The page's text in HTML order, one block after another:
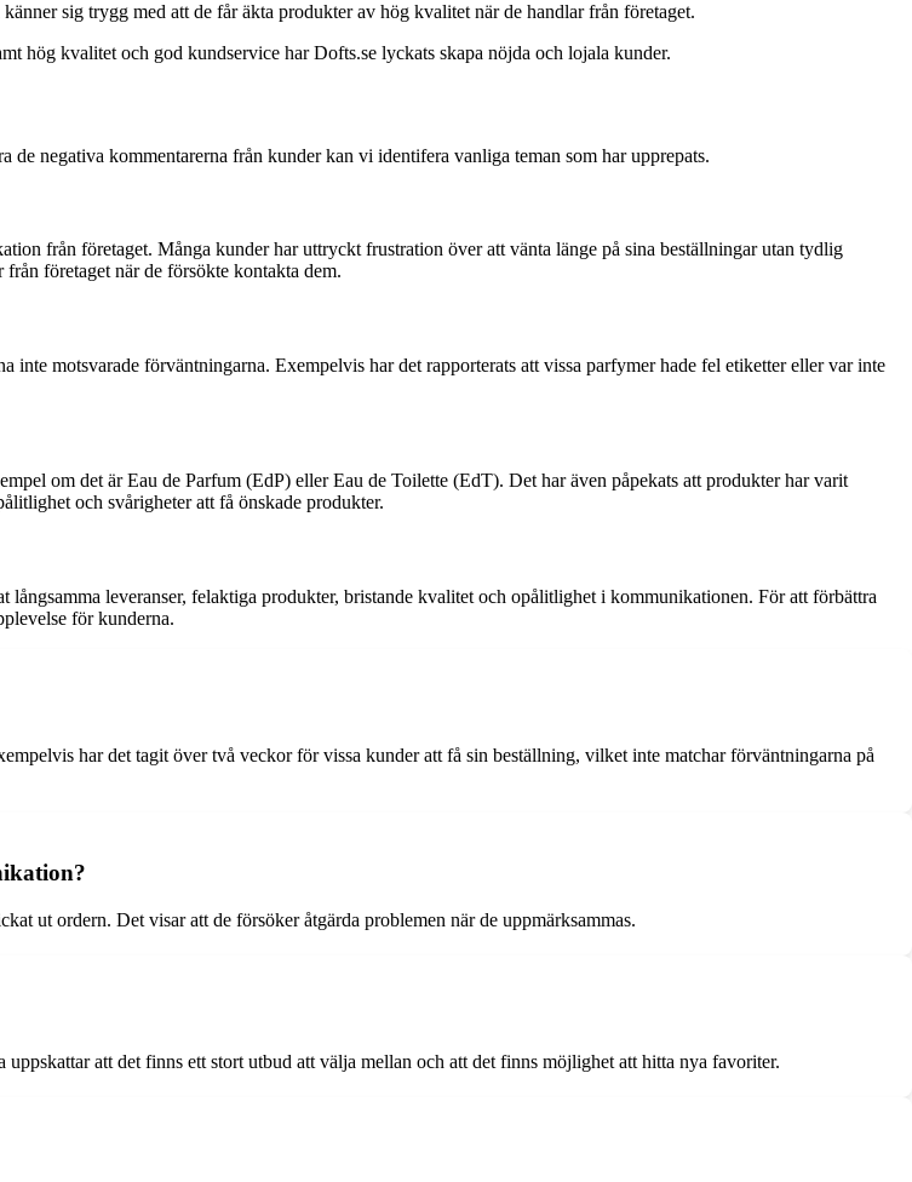
sig trygg med att de får äkta produkter av hög kvalitet när de handlar från företaget.
hög kvalitet och god kundservice har Dofts.se lyckats skapa nöjda och lojala kunder.
negativa kommentarerna från kunder kan vi identifera vanliga teman som har upprepats.
från företaget. Många kunder har uttryckt frustration över att vänta länge på sina beställningar utan tydlig
företaget när de försökte kontakta dem.
motsvarade förväntningarna. Exempelvis har det rapporterats att vissa parfymer hade fel etiketter eller var inte
om det är Eau de Parfum (EdP) eller Eau de Toilette (EdT). Det har även påpekats att produkter har varit
och svårigheter att få önskade produkter.
leveranser, felaktiga produkter, bristande kvalitet och opålitlighet i kommunikationen. För att förbättra
för kunderna.
har det tagit över två veckor för vissa kunder att få sin beställning, vilket inte matchar förväntningarna på
ut ordern. Det visar att de försöker åtgärda problemen när de uppmärksammas.
att det finns ett stort utbud att välja mellan och att det finns möjlighet att hitta nya favoriter.